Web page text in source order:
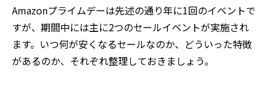
Amazonプライムデーは先述の通り年に1回のイベントで
すが、期間中には主に2つのセールイベントが実施され
ます。いつ何が安くなるセールなのか、どういった特徴
があるのか、それぞれ整理しておきましょう。